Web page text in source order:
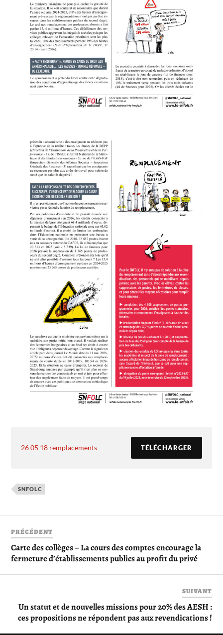
26 05 18 remplacements TÉLÉCHARGER
SNFOLC
PRÉCÉDENT
Carte des collèges – La cours des comptes encourage la
fermeture d’établissements publics au profit du privé
SUIVANT
Un statut et de nouvelles missions pour 20% des AESH :
ces propositions ne répondent pas aux revendications !